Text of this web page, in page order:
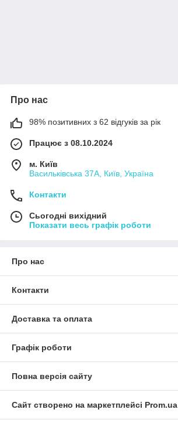
Про нас
98% позитивних з 62 відгуків за рік
Працює з 08.10.2024
м. Київ
Васильківська 37А, Київ, Україна
Контакти
Сьогодні вихідний
Показати весь графік роботи
Про нас
Контакти
Доставка та оплата
Графік роботи
Повна версія сайту
Сайт створено на маркетплейсі Prom.ua